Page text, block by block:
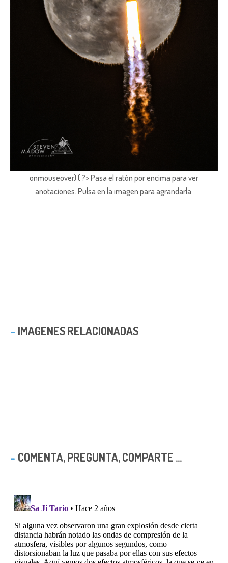
onmouseover) { ?> Pasa el ratón por encima para ver
anotaciones. Pulsa en la imagen para agrandarla.
IMAGENES RELACIONADAS
COMENTA, PREGUNTA, COMPARTE ...